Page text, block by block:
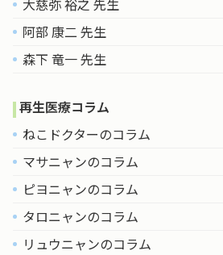
大慈弥 裕之 先生
阿部 康二 先生
森下 竜一 先生
再生医療コラム
ねこドクターのコラム
マサニャンのコラム
ピヨニャンのコラム
タロニャンのコラム
リュウニャンのコラム